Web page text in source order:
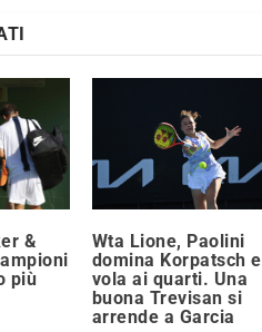
&
più
Wta Lione, Paolini
domina Korpatsch e
vola ai quarti. Una
buona Trevisan si
arrende a Garcia